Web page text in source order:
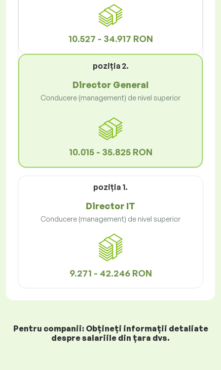
10.527 - 34.917 RON
poziţia 2.
Director General
Conducere (management) de nivel superior
10.015 - 35.825 RON
poziţia 1.
Director IT
Conducere (management) de nivel superior
9.271 - 42.246 RON
Pentru companii: Obțineți informații detaliate
despre salariile din țara dvs.